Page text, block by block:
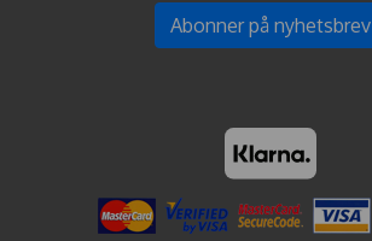
Abonner på nyhetsbrev